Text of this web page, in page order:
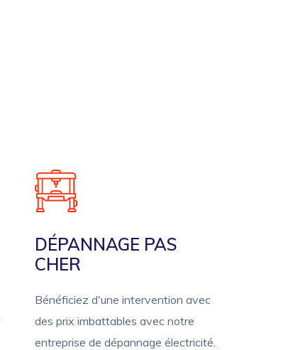
DÉPANNAGE PAS
CHER
Bénéficiez d'une intervention avec
des prix imbattables avec notre
entreprise de dépannage électricité.